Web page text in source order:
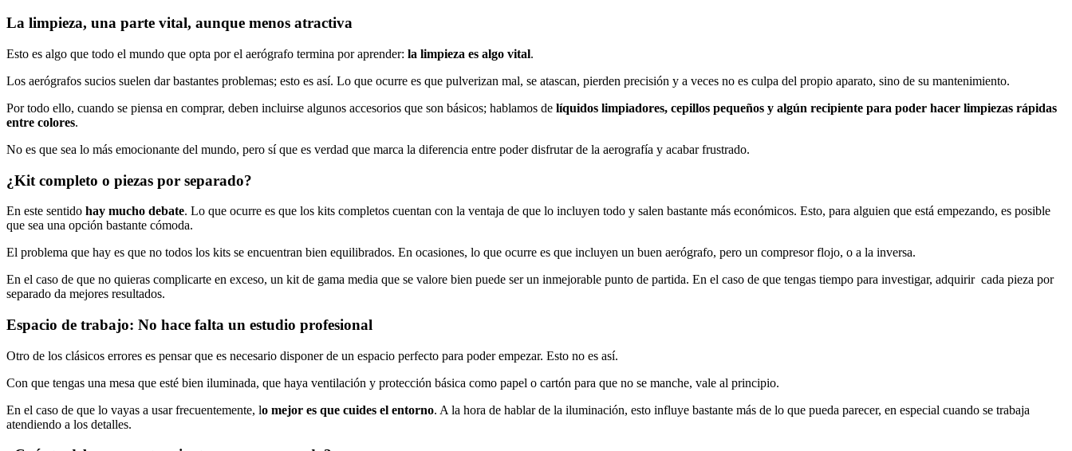
La limpieza, una parte vital, aunque menos atractiva
Esto es algo que todo el mundo que opta por el aerógrafo termina por aprender: la limpieza es algo vital.
Los aerógrafos sucios suelen dar bastantes problemas; esto es así. Lo que ocurre es que pulverizan mal, se atascan, pierden precisión y a veces no es culpa del propio aparato, sino de su mantenimiento.
Por todo ello, cuando se piensa en comprar, deben incluirse algunos accesorios que son básicos; hablamos de líquidos limpiadores, cepillos pequeños y algún recipiente para poder hacer limpiezas rápidas
entre colores.
No es que sea lo más emocionante del mundo, pero sí que es verdad que marca la diferencia entre poder disfrutar de la aerografía y acabar frustrado.
¿Kit completo o piezas por separado?
En este sentido hay mucho debate. Lo que ocurre es que los kits completos cuentan con la ventaja de que lo incluyen todo y salen bastante más económicos. Esto, para alguien que está empezando, es posible
que sea una opción bastante cómoda.
El problema que hay es que no todos los kits se encuentran bien equilibrados. En ocasiones, lo que ocurre es que incluyen un buen aerógrafo, pero un compresor flojo, o a la inversa.
En el caso de que no quieras complicarte en exceso, un kit de gama media que se valore bien puede ser un inmejorable punto de partida. En el caso de que tengas tiempo para investigar, adquirir cada pieza por
separado da mejores resultados.
Espacio de trabajo: No hace falta un estudio profesional
Otro de los clásicos errores es pensar que es necesario disponer de un espacio perfecto para poder empezar. Esto no es así.
Con que tengas una mesa que esté bien iluminada, que haya ventilación y protección básica como papel o cartón para que no se manche, vale al principio.
En el caso de que lo vayas a usar frecuentemente, lo mejor es que cuides el entorno. A la hora de hablar de la iluminación, esto influye bastante más de lo que pueda parecer, en especial cuando se trabaja
atendiendo a los detalles.